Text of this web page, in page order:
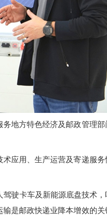
地方特色经济及邮政管理
应用、生产运营及寄递服务
驶卡车及新能源底盘技术，
是邮政快递业降本增效的关